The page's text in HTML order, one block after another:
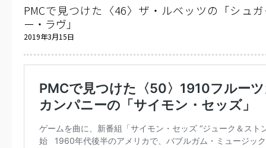
PMCで見つけた〈46〉ザ・ルベッツの「シュ
ー・ラヴ」
2019年3月15日